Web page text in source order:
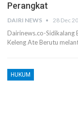
Perangkat
DAIRI NEWS 28 Dec
Dairinews.co-Sidikalang
Keleng Ate Berutu
HUKUM